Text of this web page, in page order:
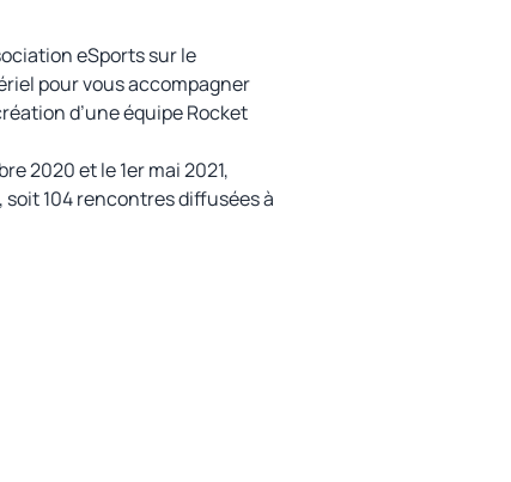
eSports sur le
pour vous accompagner
d’une équipe Rocket
2020 et le 1er mai 2021,
soit 104 rencontres diffusées à